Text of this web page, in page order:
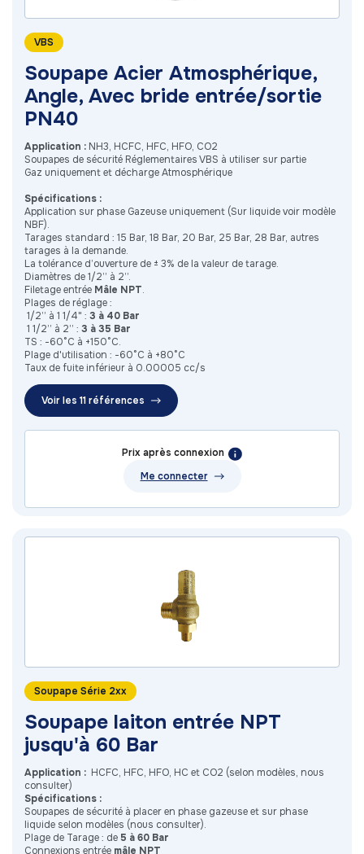
VBS
Soupape Acier Atmosphérique,
Angle, Avec bride entrée/sortie
PN40
Application : NH3, HCFC, HFC, HFO, CO2
Soupapes de sécurité Réglementaires VBS à utiliser sur partie
Gaz uniquement et décharge Atmosphérique
Spécifications :
Application sur phase Gazeuse uniquement (Sur liquide voir modèle
NBF).
Tarages standard : 15 Bar, 18 Bar, 20 Bar, 25 Bar, 28 Bar, autres
tarages à la demande.
La tolérance d’ouverture de ± 3% de la valeur de tarage.
Diamètres de 1/2” à 2”.
Filetage entrée Mâle NPT.
Plages de réglage :
​1/2” à 1 1/4" : 3 à 40 Bar
​1 1/2” à 2” : 3 à 35 Bar
TS : -60°C à +150°C.
Plage d'utilisation : -60°C à +80°C
Taux de fuite inférieur à 0.00005 cc/s
Voir les 11 références
Prix après connexion
Me connecter
Soupape Série 2xx
Soupape laiton entrée NPT
jusqu'à 60 Bar
Application : HCFC, HFC, HFO, HC et CO2 (selon modèles, nous
consulter)
Spécifications :
Soupapes de sécurité à placer en phase gazeuse et sur phase
liquide selon modèles (nous consulter).
Plage de Tarage : de 5 à 60 Bar
Connexions entrée mâle NPT